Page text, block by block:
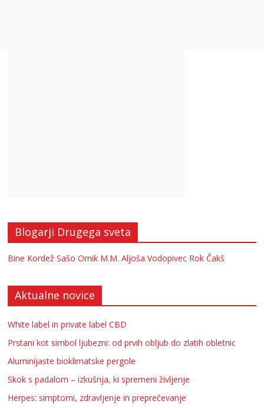
Blogarji Drugega sveta
Bine Kordež Sašo Ornik M.M. Aljoša Vodopivec Rok Čakš
Aktualne novice
White label in private label CBD
Prstani kot simbol ljubezni: od prvih obljub do zlatih obletnic
Aluminijaste bioklimatske pergole
Skok s padalom – izkušnja, ki spremeni življenje
Herpes: simptomi, zdravljenje in preprečevanje